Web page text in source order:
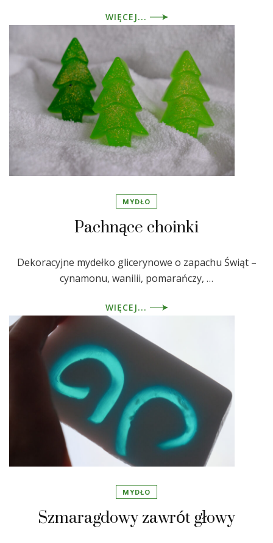
WIĘCEJ...
MYDŁO
Pachnące choinki
Dekoracyjne mydełko glicerynowe o zapachu Świąt –
cynamonu, wanilii, pomarańczy, …
WIĘCEJ...
MYDŁO
Szmaragdowy zawrót głowy